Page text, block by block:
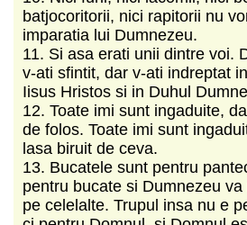
batjocoritorii, nici rapitorii nu
imparatia lui Dumnezeu.
11. Si asa erati unii dintre voi.
v-ati sfintit, dar v-ati indreptat
Iisus Hristos si in Duhul
12. Toate imi sunt ingaduite,
de folos. Toate imi sunt
lasa biruit de ceva.
13. Bucatele sunt pentru
pentru bucate si Dumnezeu
pe celelalte. Trupul insa nu e